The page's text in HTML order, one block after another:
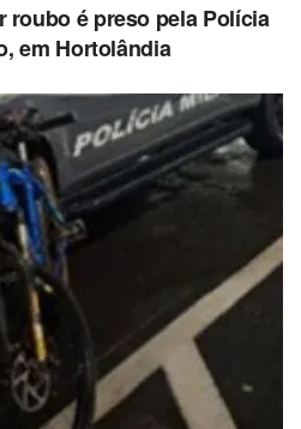
roubo é preso pela Polícia
em Hortolândia